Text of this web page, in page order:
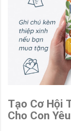
Tạo Cơ Hội
Cho Con